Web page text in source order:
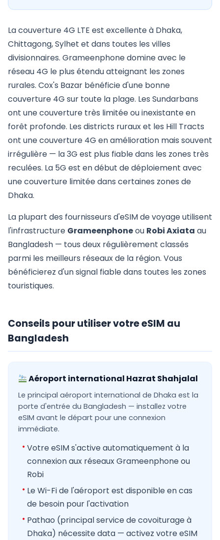
La couverture 4G LTE est excellente à Dhaka,
Chittagong, Sylhet et dans toutes les villes
divisionnaires. Grameenphone domine avec le
réseau 4G le plus étendu atteignant les zones
rurales. Cox's Bazar bénéficie d'une bonne
couverture 4G sur toute la plage. Les Sundarbans
ont une couverture très limitée ou inexistante en
forêt profonde. Les districts ruraux et les Hill Tracts
ont une couverture 4G en amélioration mais souvent
irrégulière — la 3G est plus fiable dans les zones très
reculées. La 5G est en début de déploiement avec
une couverture limitée dans certaines zones de
Dhaka.
La plupart des fournisseurs d'eSIM de voyage utilisent
l'infrastructure Grameenphoneou Robi Axiata au
Bangladesh — tous deux régulièrement classés
parmi les meilleurs réseaux de la région. Vous
bénéficierez d'un signal fiable dans toutes les zones
touristiques.
Conseils pour utiliser votre eSIM au
Bangladesh
Aéroport international Hazrat Shahjalal
Le principal aéroport international de Dhaka est la
porte d'entrée du Bangladesh — installez votre
eSIM avant le départ pour une connexion
immédiate.
Votre eSIM s'active automatiquement à la
connexion aux réseaux Grameenphone ou
Robi
Le Wi-Fi de l'aéroport est disponible en cas
de besoin pour l'activation
Pathao (principal service de covoiturage à
Dhaka) nécessite data — activez votre eSIM